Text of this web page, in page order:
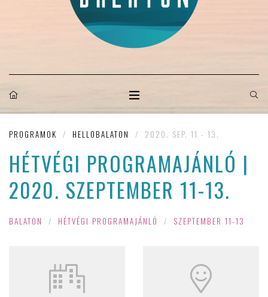
PROGRAMOK / HELLOBALATON / 2020. SEP. 11 - 13.
HÉTVÉGI PROGRAMAJÁNLÓ |
2020. SZEPTEMBER 11-13.
BALATON / HÉTVÉGI PROGRAMAJÁNLÓ / SZEPTEMBER 11-13